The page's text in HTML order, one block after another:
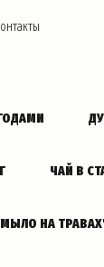
ЧАЙ В
НА